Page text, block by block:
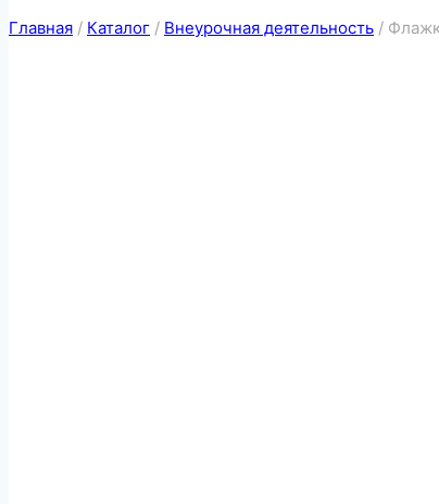
Главная / Каталог / Внеурочная деятельность /